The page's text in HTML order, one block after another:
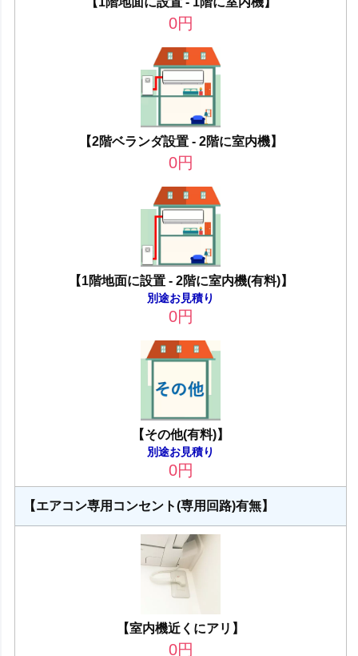
0円
【2階ベランダ設置 - 2階に室内機】
0円
【1階地面に設置 - 2階に室内機(有料)】
別途お見積り
0円
【その他(有料)】
別途お見積り
0円
【エアコン専用コンセント(専用回路)有無】
【室内機近くにアリ】
0円